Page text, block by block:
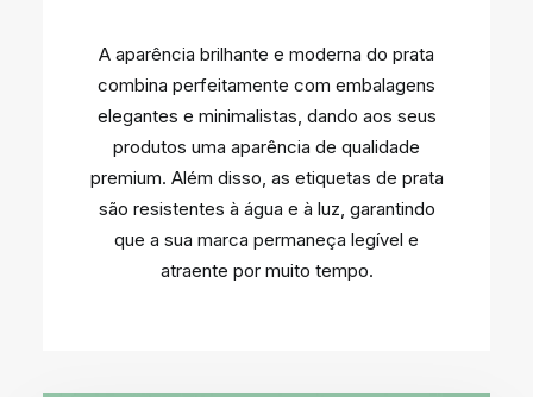
A aparência brilhante e moderna do prata
combina perfeitamente com embalagens
elegantes e minimalistas, dando aos seus
produtos uma aparência de qualidade
premium. Além disso, as etiquetas de prata
são resistentes à água e à luz, garantindo
que a sua marca permaneça legível e
atraente por muito tempo.